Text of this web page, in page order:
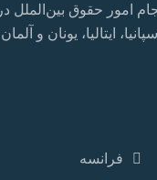
امور حقوق بین‌الملل در
ایتالیا، یونان و آلمان
فرانسه